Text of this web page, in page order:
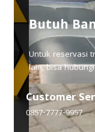
Butuh
Untuk reservasi
lain, bisa
Customer
0857-7777-9957